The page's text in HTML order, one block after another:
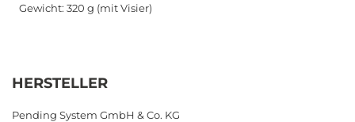
Gewicht: 320 g (mit Visier)
HERSTELLER
Pending System GmbH & Co. KG